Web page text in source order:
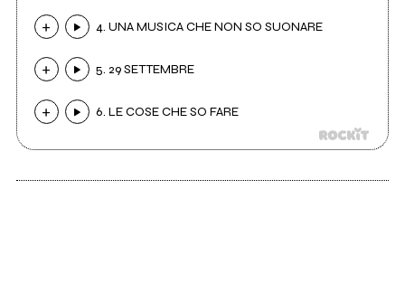
4. UNA MUSICA CHE NON SO SUONARE
5. 29 SETTEMBRE
6. LE COSE CHE SO FARE